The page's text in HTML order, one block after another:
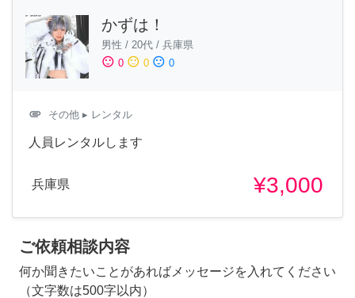
かずは！
男性 / 20代 / 兵庫県
sentiment_satisfied 0 sentiment_neutral 0 sentiment_dissatisfied 0
attachment その他 ▸ レンタル
人員レンタルします
兵庫県 ¥3,000
ご依頼相談内容
何か聞きたいことがあればメッセージを入れてください
（文字数は500字以内）